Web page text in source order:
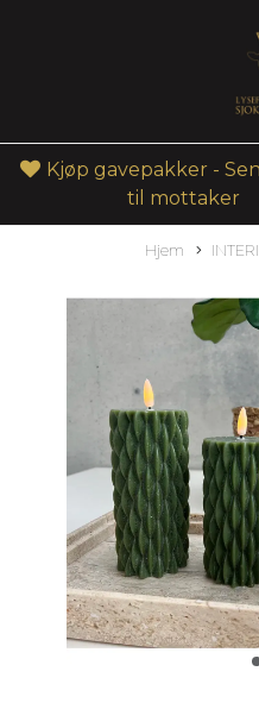
Kjøp gavepakker -
til mottaker
Hjem